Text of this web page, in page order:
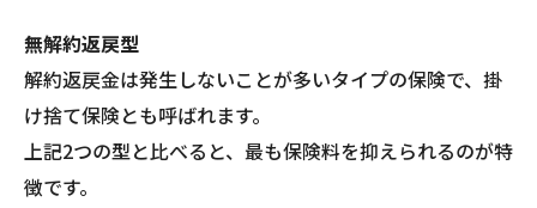
無解約返戻型
解約返戻金は発生しないことが多いタイプの保険で、掛
け捨て保険とも呼ばれます。
上記2つの型と比べると、最も保険料を抑えられるのが特
徴です。